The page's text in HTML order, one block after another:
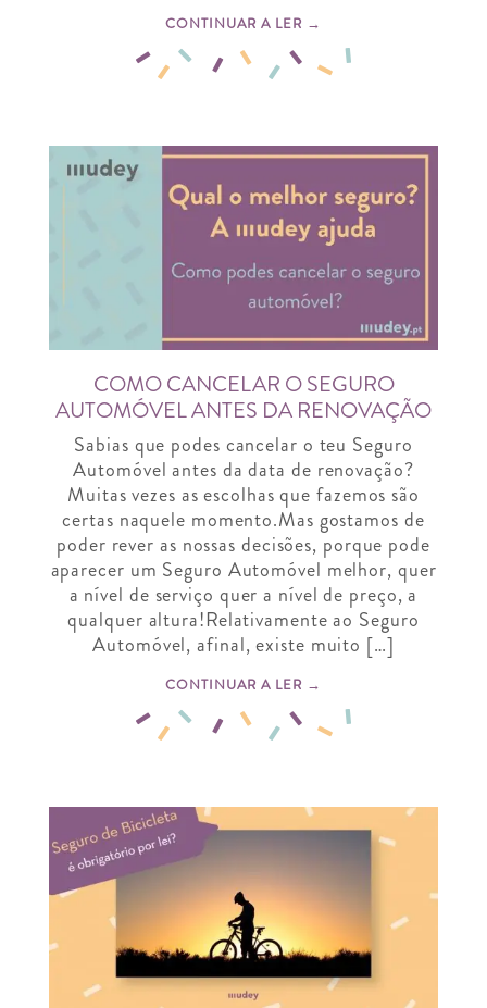
CONTINUAR A LER →
COMO CANCELAR O SEGURO
AUTOMÓVEL ANTES DA RENOVAÇÃO
Sabias que podes cancelar o teu Seguro
Automóvel antes da data de renovação?
Muitas vezes as escolhas que fazemos são
certas naquele momento.Mas gostamos de
poder rever as nossas decisões, porque pode
aparecer um Seguro Automóvel melhor, quer
a nível de serviço quer a nível de preço, a
qualquer altura!Relativamente ao Seguro
Automóvel, afinal, existe muito […]
CONTINUAR A LER →